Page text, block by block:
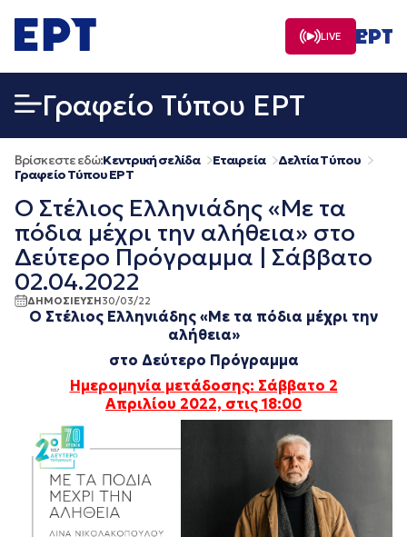
σε
περιεχόμενο
LIVE
Γραφείο Τύπου ΕΡΤ
Βρίσκεστε εδώ:Κεντρική σελίδα Εταιρεία
Δελτία Τύπου
Γραφείο Τύπου ΕΡΤ
Ο Στέλιος Ελληνιάδης «Με τα
πόδια μέχρι την αλήθεια» στο
Δεύτερο Πρόγραμμα | Σάββατο
02.04.2022
ΔΗΜΟΣΙΕΥΣΗ30/03/22
Ο Στέλιος Ελληνιάδης «Με τα πόδια μέχρι την
αλήθεια»
στο Δεύτερο Πρόγραμμα
Ημερομηνία μετάδοσης: Σάββατο 2
Απριλίου 2022, στις 18:00